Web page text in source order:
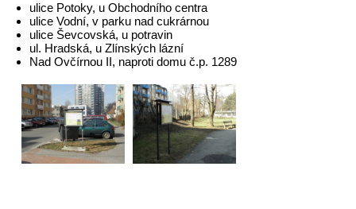
ulice Potoky, u Obchodního centra
ulice Vodní, v parku nad cukrárnou
ulice Ševcovská, u potravin
ul. Hradská, u Zlínských lázní
Nad Ovčírnou II, naproti domu č.p. 1289